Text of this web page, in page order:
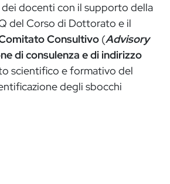
docenti con il supporto della
del Corso di Dottorato e il
Consultivo (Advisory
di consulenza e di indirizzo
scientifico e formativo del
degli sbocchi